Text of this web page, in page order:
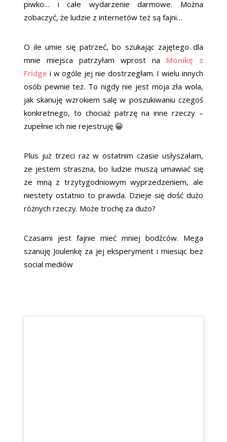
piwko… i całe wydarzenie darmowe. Można
zobaczyć, że ludzie z internetów też są fajni…
O ile umie się patrzeć, bo szukając zajętego dla
mnie miejsca patrzyłam wprost na Monikę z
Fridge i w ogóle jej nie dostrzegłam. I wielu innych
osób pewnie też. To nigdy nie jest moja zła wola,
jak skanuję wzrokiem salę w poszukiwaniu czegoś
konkretnego, to chociaż patrzę na inne rzeczy –
zupełnie ich nie rejestruję 😀
Plus już trzeci raz w ostatnim czasie usłyszałam,
ze jestem straszna, bo ludzie muszą umawiać się
ze mną z trzytygodniowym wyprzedzeniem, ale
niestety ostatnio to prawda. Dzieje się dość dużo
różnych rzeczy. Może trochę za dużo?
Czasami jest fajnie mieć mniej bodźców. Mega
szanuję Joulenkę za jej eksperyment i miesiąc bez
social mediów